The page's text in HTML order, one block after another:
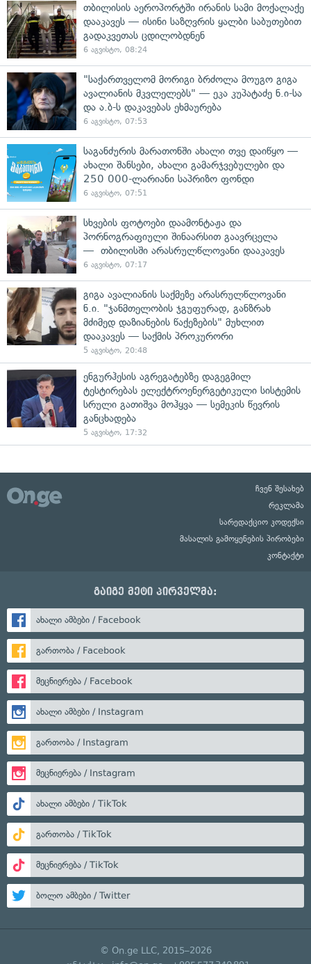
თბილისის აეროპორტში ირანის სამი მოქალაქე
დააკავეს — ისინი საზღვრის ყალბი საბუთებით
გადაკვეთას ცდილობდნენ
6 აგვისტო, 08:24
"საქართველომ მორიგი ბრძოლა მოუგო გიგა
ავალიანის მკვლელებს" — ეკა კუპატაძე ნ.ი-სა
და ა.ბ-ს დაკავებას ეხმაურება
6 აგვისტო, 07:53
საგანძურის მარათონში ახალი თვე დაიწყო —
ახალი შანსები, ახალი გამარჯვებულები და
250 000-ლარიანი საპრიზო ფონდი
6 აგვისტო, 07:51
სხვების ფოტოები დაამონტაჟა და
პორნოგრაფიული შინაარსით გაავრცელა
— თბილისში არასრულწლოვანი დააკავეს
6 აგვისტო, 07:17
გიგა ავალიანის საქმეზე არასრულწლოვანი
ნ.ი. "ჯანმთელობის ჯგუფურად, განზრახ
მძიმედ დაზიანების წაქეზების" მუხლით
დააკავეს — საქმის პროკურორი
5 აგვისტო, 20:48
ენგურჰესის აგრეგატებზე დაგეგმილ
ტესტირებას ელექტროენერგეტიკული სისტემის
სრული გათიშვა მოჰყვა — სემეკის წევრის
განცხადება
5 აგვისტო, 17:32
ჩვენ შესახებ
რეკლამა
სარედაქციო კოდექსი
მასალის გამოყენების პირობები
კონტაქტი
გაიგე მეტი პირველმა:
ახალი ამბები / Facebook
გართობა / Facebook
მეცნიერება / Facebook
ახალი ამბები / Instagram
გართობა / Instagram
მეცნიერება / Instagram
ახალი ამბები / TikTok
გართობა / TikTok
მეცნიერება / TikTok
ბოლო ამბები / Twitter
© On.ge LLC, 2015–2026